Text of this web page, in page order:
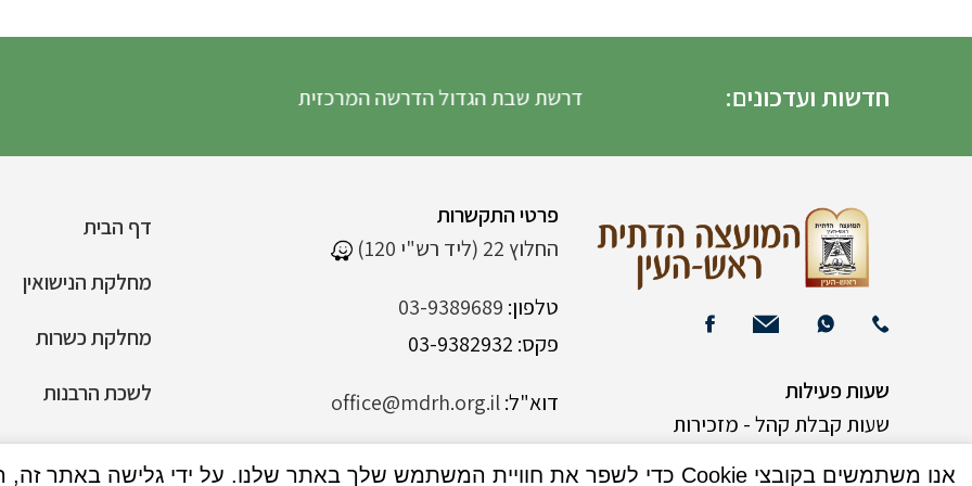
חדשות ועדכונים: דרשת שבת הגדול הדרשה המרכזית
דף הבית
מחלקת הנישואין
מחלקת כשרות
לשכת הרבנות
הצהרת נגישות
פרטי התקשרות
החלוץ 22 (ליד רש"י 120)
טלפון: 03-9389689
פקס: 03-9382932
דוא"ל:office@mdrh.org.il
שעות פעילות
שעות קבלת קהל - מזכירות
אנו משתמשים בקובצי Cookie כדי לשפר את חוויית המשתמש שלך באתר שלנו. על ידי גלישה באתר זה, הנך מסכים לשימוש שלנו בקובצי Cookie.